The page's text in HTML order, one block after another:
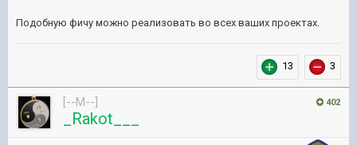
Подобную фичу можно реализовать во всех ваших проектах.
13 3
402
[--M--]
_Rakot___